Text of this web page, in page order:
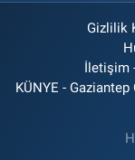
Gizlilik
İletişim
KÜNYE - Gaziantep